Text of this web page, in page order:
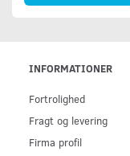
INFORMATIONER
Fortrolighed
Fragt og levering
Firma profil